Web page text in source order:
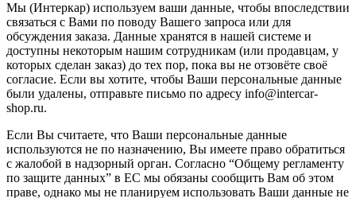
Мы (Интеркар) используем ваши данные, чтобы впоследствии
связаться с Вами по поводу Вашего запроса или для
обсуждения заказа. Данные хранятся в нашей системе и
доступны некоторым нашим сотрудникам (или продавцам, у
которых сделан заказ) до тех пор, пока вы не отзовёте своё
согласие. Если вы хотите, чтобы Ваши персональные данные
были удалены, отправьте письмо по адресу info@intercar-
shop.ru.
Если Вы считаете, что Ваши персональные данные
используются не по назначению, Вы имеете право обратиться
с жалобой в надзорный орган. Согласно “Общему регламенту
по защите данных” в ЕС мы обязаны сообщить Вам об этом
праве, однако мы не планируем использовать Ваши данные не